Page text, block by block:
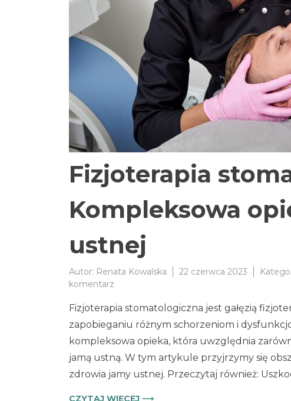
Fizjoterapia
Kompleksowa
ustnej
Autor: Renata Kowalska 22 czerwca 2023
komentarz
stomatologiczna.
Kompleksowa
dla
zdrowia
jamy
ustnej
Fizjoterapia stomatologiczna jest gałęzią
zapobieganiu różnym schorzeniom i
kompleksowa opieka, która uwzględnia
jamą ustną. W tym artykule przyjrzymy się
zdrowia jamy ustnej. Przeczytaj również:
CZYTAJ WIĘCEJ ⟶